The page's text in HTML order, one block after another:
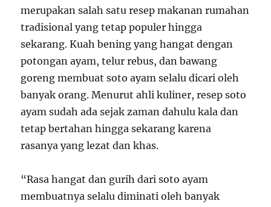
merupakan salah satu resep makanan rumahan
tradisional yang tetap populer hingga
sekarang. Kuah bening yang hangat dengan
potongan ayam, telur rebus, dan bawang
goreng membuat soto ayam selalu dicari oleh
banyak orang. Menurut ahli kuliner, resep soto
ayam sudah ada sejak zaman dahulu kala dan
tetap bertahan hingga sekarang karena
rasanya yang lezat dan khas.
“Rasa hangat dan gurih dari soto ayam
membuatnya selalu diminati oleh banyak